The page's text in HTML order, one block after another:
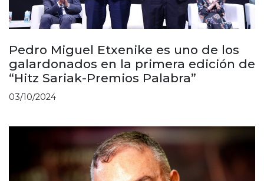
Pedro Miguel Etxenike es uno de los
galardonados en la primera edición de
“Hitz Sariak-Premios Palabra”
03/10/2024